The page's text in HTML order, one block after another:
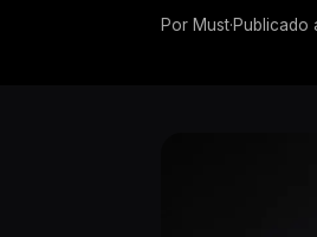
Por Must·Publicado